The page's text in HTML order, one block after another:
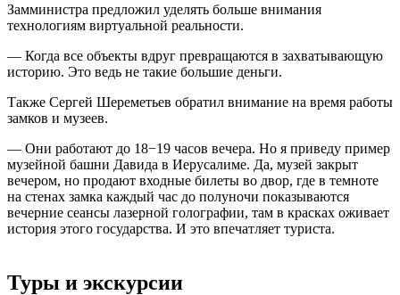
Замминистра предложил уделять больше внимания
технологиям виртуальной реальности.
— Когда все объекты вдруг превращаются в захватывающую
историю. Это ведь не такие большие деньги.
Также Сергей Шереметьев обратил внимание на время работы
замков и музеев.
— Они работают до 18−19 часов вечера. Но я приведу пример
музейной башни Давида в Иерусалиме. Да, музей закрыт
вечером, но продают входные билеты во двор, где в темноте
на стенах замка каждый час до полуночи показываются
вечерние сеансы лазерной голографии, там в красках оживает
история этого государства. И это впечатляет туриста.
Туры и экскурсии